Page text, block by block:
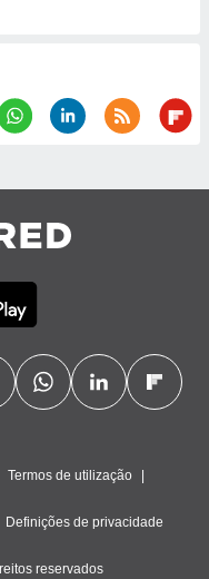
Termos de utilização
Definições de privacidade
reservados